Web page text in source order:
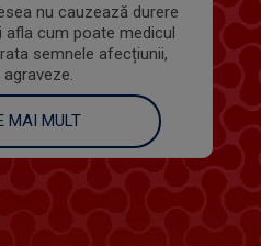
nu cauzează durere
cum poate medicul
semnele afecțiunii,
MAI MULT